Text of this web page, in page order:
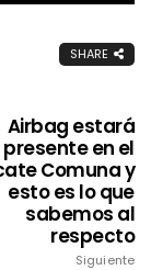
SHARE
Airbag estará
presente en el
Comuna y
esto es lo que
sabemos al
respecto
Siguiente